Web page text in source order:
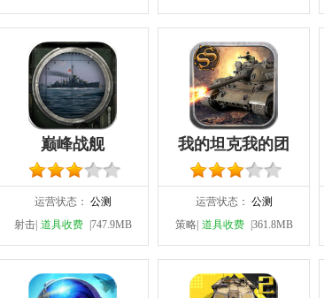
巅峰战舰
运营状态： 公测
射击| 道具收费 |747.9MB
我的坦克我的团
运营状态： 公测
策略| 道具收费 |361.8MB